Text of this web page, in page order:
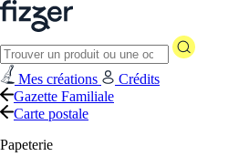
Mes créations
Crédits
Gazette Familiale
Carte postale
Papeterie